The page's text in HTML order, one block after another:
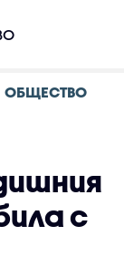
ОБЩЕСТВО
с